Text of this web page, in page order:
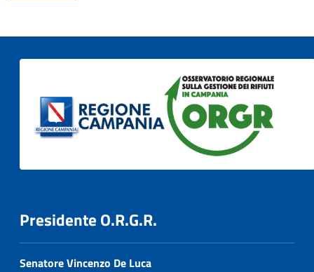
Presidente O.R.G.R.
Senatore Vincenzo De Luca